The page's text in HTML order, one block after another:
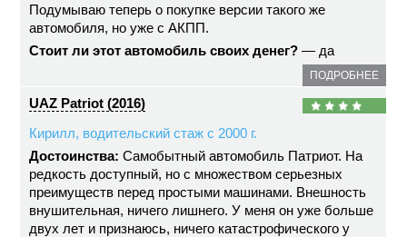
Подумываю теперь о покупке версии такого же
автомобиля, но уже с АКПП.
Стоит ли этот автомобиль своих денег? — да
ПОДРОБНЕЕ
UAZ Patriot (2016)
Кирилл, водительский стаж с 2000 г.
Достоинства: Самобытный автомобиль Патриот. На
редкость доступный, но с множеством серьезных
преимуществ перед простыми машинами. Внешность
внушительная, ничего лишнего. У меня он уже больше
двух лет и признаюсь, ничего катастрофического у